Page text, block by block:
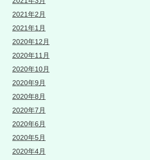
2021年2月
2021年1月
2020年12月
2020年11月
2020年10月
2020年9月
2020年8月
2020年7月
2020年6月
2020年5月
2020年4月